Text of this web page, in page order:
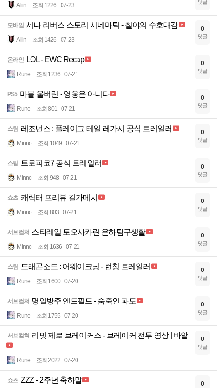
Aliin 조회 1226 07-23 댓글
모바일 세나 리버스 스토리 시네마틱 - 칠야의 수호대감
Aliin 조회 1426 07-23
0
댓글
온라인 LOL - EWC Recap
Rune 조회 1236 07-21
0
댓글
PS5 마블 울버린 - 영웅은 아니다
Rune 조회 801 07-21
0
댓글
스팀 레조넌스 : 플레이그 테일 레가시 공식 트레일러
Minno 조회 1049 07-21
0
댓글
스팀 트로피코7 공식 트레일러
Minno 조회 948 07-21
0
댓글
쇼츠 캐릭터 프리뷰 길가메시
Minno 조회 803 07-21
0
댓글
서브컬쳐 스타레일 토오사카린 은하탐구생활
Minno 조회 1636 07-21
0
댓글
스팀 드래곤소드 : 어웨이크닝 - 런칭 트레일러
Rune 조회 1600 07-20
0
댓글
서브컬쳐 명일방주 엔드필드 - 숨죽인 파도
Rune 조회 1755 07-20
0
댓글
서브컬쳐 리밋 제로 브레이커스 - 브레이커 전투 영상 | 바알
Rune 조회 2022 07-20
0
댓글
쇼츠 ZZZ - 2주년 축하말 0